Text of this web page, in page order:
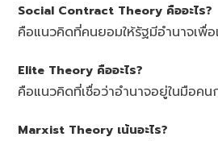
Social Contract Theory คืออะไร?
คือแนวคิดที่คนยอมให้รัฐมีอำนาจเพื่
Elite Theory คืออะไร?
คือแนวคิดที่เชื่อว่าอำนาจอยู่ในมือคน
Marxist Theory เน้นอะไร?